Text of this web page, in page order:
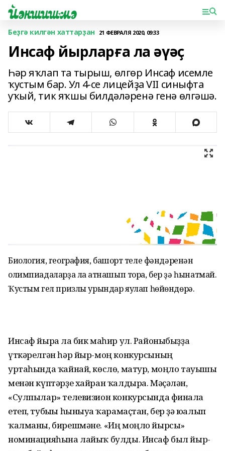
Беҙгә килгән хаттарҙан 21 ФЕВРАЛЯ 2020, 09:33
Инсаф йырларға ла әүәҫ
Һәр яҡлап та тырыш, өлгөр Инсаф исемле
ҡустым бар. Ул 4-се лицейҙа VII синыфта
уҡый, тик яҡшы билдәләренә генә өлгәшә.
Биология, география, башҡорт теле фәндәренән
олимпиадаларҙа ла ҡатнашып тора, бер ҙә һынатмай.
Ҡустым гел призлы урындар яулап һөйөндөрә.
Инсаф йырға ла бик маһир ул. Районыбыҙҙа
үткәрелгән һәр йыр-моң конкурсының
уртаһында ҡайнай, көслө, матур, моңло тауышы
менән күптәр­ҙе хайран ҡалдыра. Мәҫәлән,
«Сулпылар» телевизион конкурсында финалға
етеп, тубығы һыныуға ҡарамаҫтан, бер ҙә юғалып
ҡалманы, бирешмәне. «Иң моңло йырсы»
номинацияһына лайыҡ булды. Инсаф был йыр-